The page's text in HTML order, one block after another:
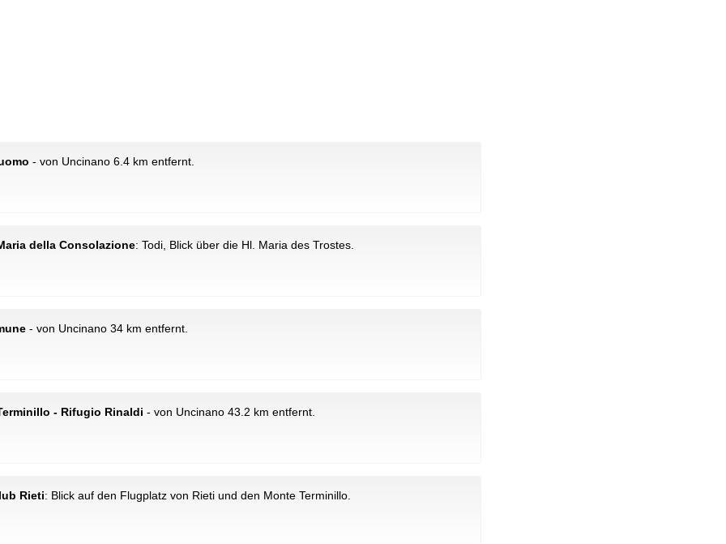
- von Uncinano 6.4 km entfernt.
della Consolazione: Todi, Blick über die Hl. Maria des Trostes.
- von Uncinano 34 km entfernt.
- Rifugio Rinaldi - von Uncinano 43.2 km entfernt.
Rieti: Blick auf den Flugplatz von Rieti und den Monte Terminillo.